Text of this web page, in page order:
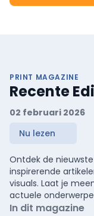
PRINT MAGAZINE
Recente
02 februari 2026
Nu lezen
Ontdek de
inspirerende
visuals. Laat je
actuele
In dit magazine